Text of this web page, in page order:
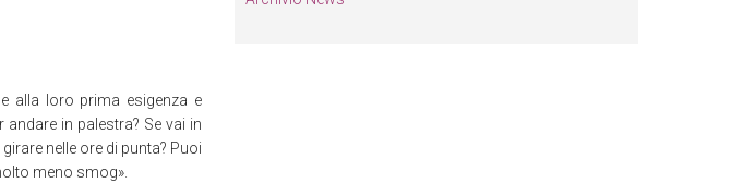
alla loro prima esigenza e
in palestra? Se vai in
nelle ore di punta? Puoi
meno smog».